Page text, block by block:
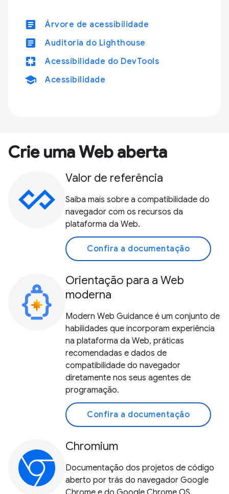
article Árvore de acessibilidade
article Auditoria do Lighthouse
pages Acessibilidade do DevTools
school Acessibilidade
Crie uma Web aberta
Valor de referência
Saiba mais sobre a compatibilidade do
navegador com os recursos da
plataforma da Web.
Confira a documentação
Orientação para a Web
moderna
Modern Web Guidance é um conjunto de
habilidades que incorporam experiência
na plataforma da Web, práticas
recomendadas e dados de
compatibilidade do navegador
diretamente nos seus agentes de
programação.
Confira a documentação
Chromium
Documentação dos projetos de código
aberto por trás do navegador Google